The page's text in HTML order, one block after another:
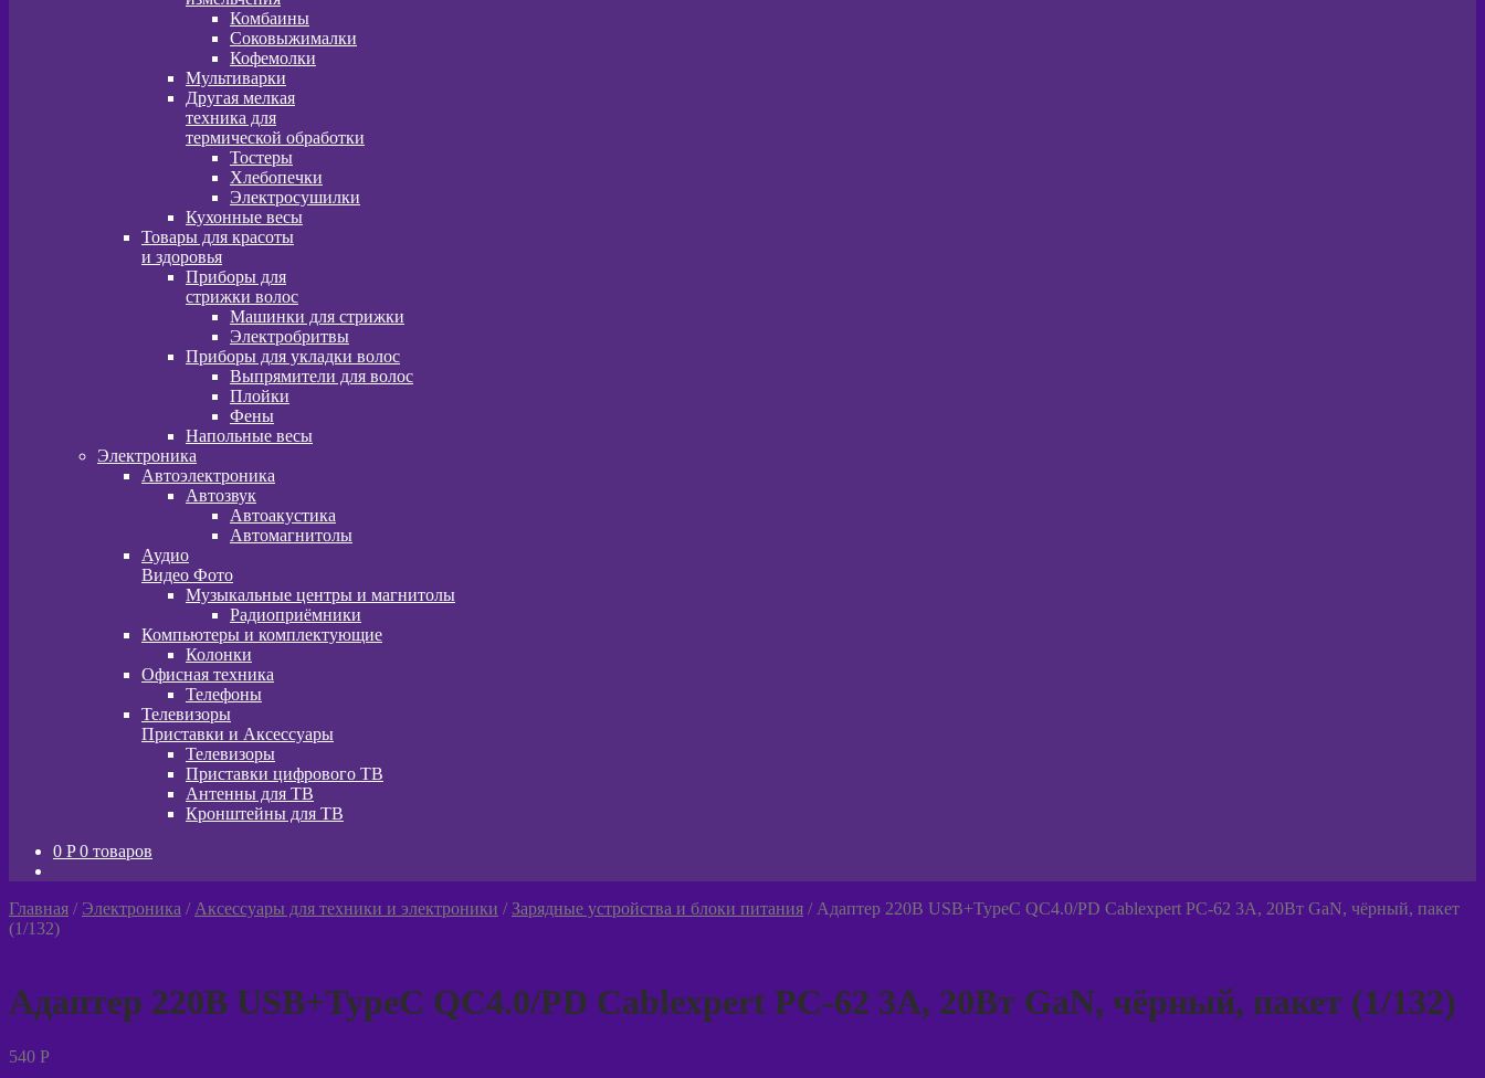
Комбаины
Соковыжималки
Кофемолки
Мультиварки
Другая мелкая
техника для
термической обработки
Тостеры
Хлебопечки
Электросушилки
Кухонные весы
Товары для красоты
и здоровья
Приборы для
стрижки волос
Машинки для стрижки
Электробритвы
Приборы для укладки волос
Выпрямители для волос
Плойки
Фены
Напольные весы
Электроника
Автоэлектроника
Автозвук
Автоакустика
Автомагнитолы
Аудио
Видео Фото
Музыкальные центры и магнитолы
Радиоприёмники
Компьютеры и комплектующие
Колонки
Офисная техника
Телефоны
Телевизоры
Приставки и Аксессуары
Телевизоры
Приставки цифрового ТВ
Антенны для ТВ
Кронштейны для ТВ
0 P 0 товаров
Главная / Электроника / Аксессуары для техники и электроники / Зарядные устройства и блоки питания / Адаптер 220В USB+TypeC QC4.0/PD Cablexpert PC-62 3A, 20Вт GaN, чёрный, пакет
(1/132)
Адаптер 220В USB+TypeC QC4.0/PD Cablexpert PC-62 3A, 20Вт GaN, чёрный, пакет (1/132)
540 P